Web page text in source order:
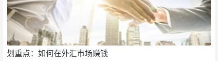
划重点：如何在外汇市场赚钱